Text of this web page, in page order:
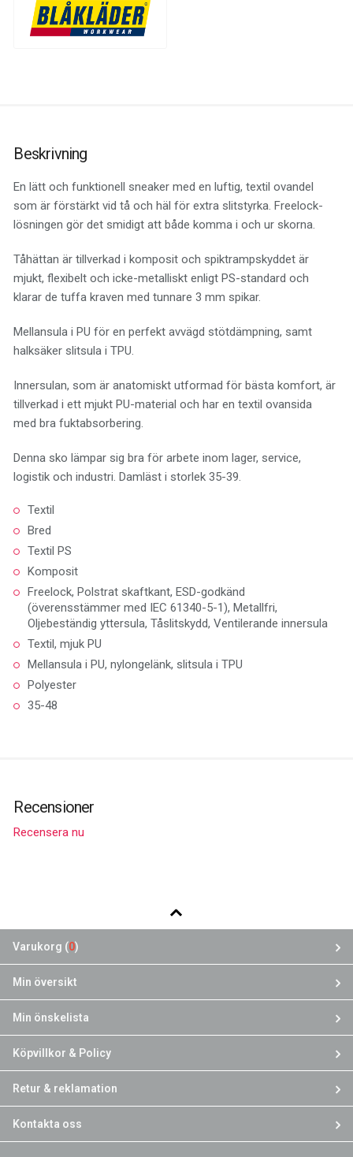
Beskrivning
En lätt och funktionell sneaker med en luftig, textil ovandel
som är förstärkt vid tå och häl för extra slitstyrka. Freelock-
lösningen gör det smidigt att både komma i och ur skorna.
Tåhättan är tillverkad i komposit och spiktrampskyddet är
mjukt, flexibelt och icke-metalliskt enligt PS-standard och
klarar de tuffa kraven med tunnare 3 mm spikar.
Mellansula i PU för en perfekt avvägd stötdämpning, samt
halksäker slitsula i TPU.
Innersulan, som är anatomiskt utformad för bästa komfort, är
tillverkad i ett mjukt PU-material och har en textil ovansida
med bra fuktabsorbering.
Denna sko lämpar sig bra för arbete inom lager, service,
logistik och industri. Damläst i storlek 35-39.
Textil
Bred
Textil PS
Komposit
Freelock, Polstrat skaftkant, ESD-godkänd
(överensstämmer med IEC 61340-5-1), Metallfri,
Oljebeständig yttersula, Tåslitskydd, Ventilerande innersula
Textil, mjuk PU
Mellansula i PU, nylongelänk, slitsula i TPU
Polyester
35-48
Recensioner
Recensera nu
Varukorg (0)
Min översikt
Min önskelista
Köpvillkor & Policy
Retur & reklamation
Kontakta oss